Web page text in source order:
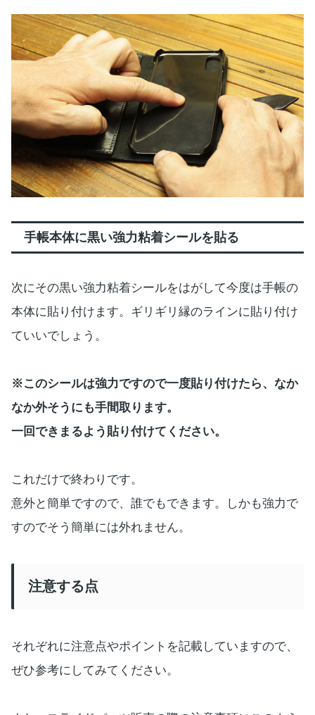
手帳本体に黒い強力粘着シールを貼る
次にその黒い強力粘着シールをはがして今度は手帳の
本体に貼り付けます。ギリギリ縁のラインに貼り付け
ていいでしょう。
※このシールは強力ですので一度貼り付けたら、なか
なか外そうにも手間取ります。
一回できまるよう貼り付けてください。
これだけで終わりです。
意外と簡単ですので、誰でもできます。しかも強力で
すのでそう簡単には外れません。
注意する点
それぞれに注意点やポイントを記載していますので、
ぜひ参考にしてみてください。